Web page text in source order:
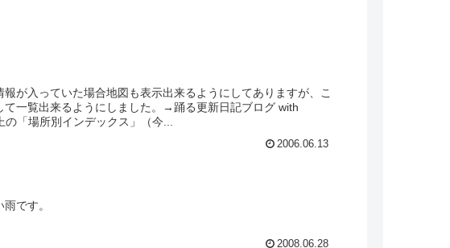
が入っていた場合地図も表示出来るようにしてありますが、こ
て一覧出来るようにしました。→踊る更新日記ブログ with
「場所別インデックス」（今...
2006.06.13
です。
2008.06.28